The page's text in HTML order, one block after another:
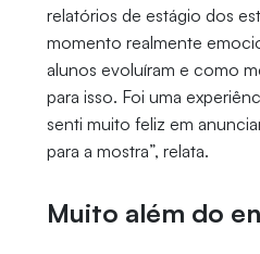
relatórios de estágio dos
momento realmente
alunos evoluíram e como
para isso. Foi uma
senti muito feliz em
para a mostra”, relata.
Muito além do